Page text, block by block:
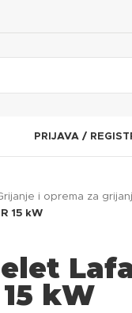
PRIJAVA /
i oprema za
15 kW
kW